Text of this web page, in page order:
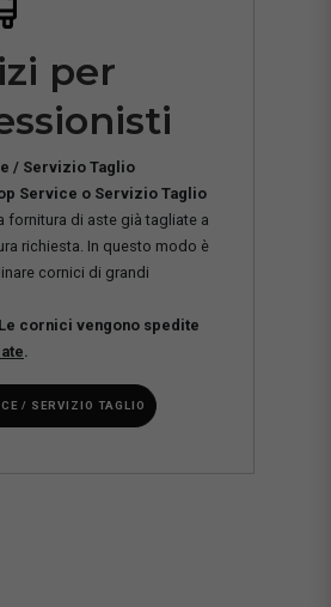
per
/ Servizio Taglio
Service o Servizio Taglio
fornitura di aste già tagliate a
richiesta. In questo modo è
cornici di grandi
cornici vengono spedite
/ SERVIZIO TAGLIO